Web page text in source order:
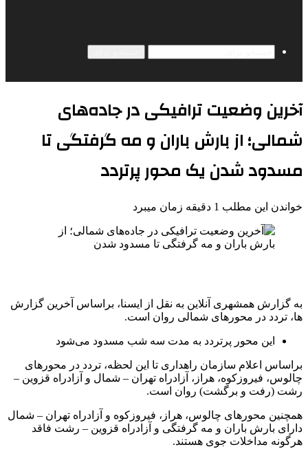
آخرین وضعیت ترافیکی در جاده‌های
شمالی؛ از بارش باران و مه گرفتگی تا
مسدود شدن یک محور پرتردد
خواندن این مطلب 1 دقیقه زمان میبرد
به گزارش همشهری آنلاین به نقل از ایسنا، براساس آخرین گزارش
ها، تردد در محورهای شمالی روان است.
این محور پرتردد به مدت سه شب مسدود می‌شود
براساس اعلام سازمان راهداری تا این لحظه، تردد در محورهای
چالوس، فیروزکوه، هراز، آزادراه تهران – شمال و آزادراه قزوین –
رشت (رفت و برگشت) روان است.
همچنین محورهای چالوس، هراز، فیروزکوه و آزادراه تهران – شمال
دارای بارش باران و مه گرفتگی و آزادراه قزوین – رشت فاقد
هرگونه مداخلات جوی هستند.